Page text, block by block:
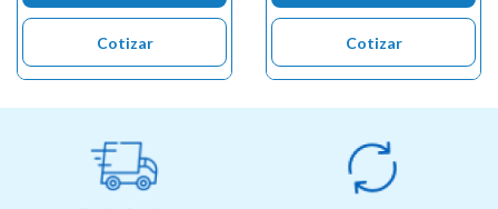
Cotizar Cotizar